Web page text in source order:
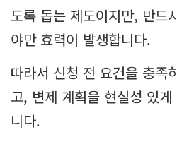
도록 돕는 제도이지만, 반드
야만 효력이 발생합니다.
따라서 신청 전 요건을 충족
고, 변제 계획을 현실성 있
니다.